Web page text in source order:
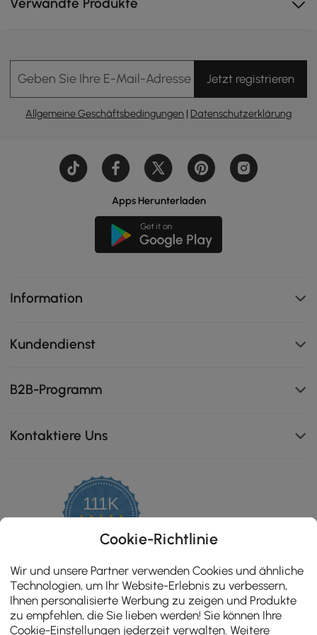
Verwandte Produkte
Geben Sie Ihre E-Mail-Adresse EinJetzt registrieren
Allgemeine Geschäftsbedingungen | Datenschutzerklärung
Apps Herunterladen
Information
Kundendienst
B2B-Programm
Kontaktiere Uns
111K
4.8
star
rating
ZERTIFIZIERTE BEWERTUNGEN
Cookie-Richtlinie
Wir und unsere Partner verwenden Cookies und ähnliche
Technologien, um Ihr Website-Erlebnis zu verbessern,
Ihnen personalisierte Werbung zu zeigen und Produkte
zu empfehlen, die Sie lieben werden! Sie können Ihre
Cookie-Einstellungen jederzeit verwalten. Weitere